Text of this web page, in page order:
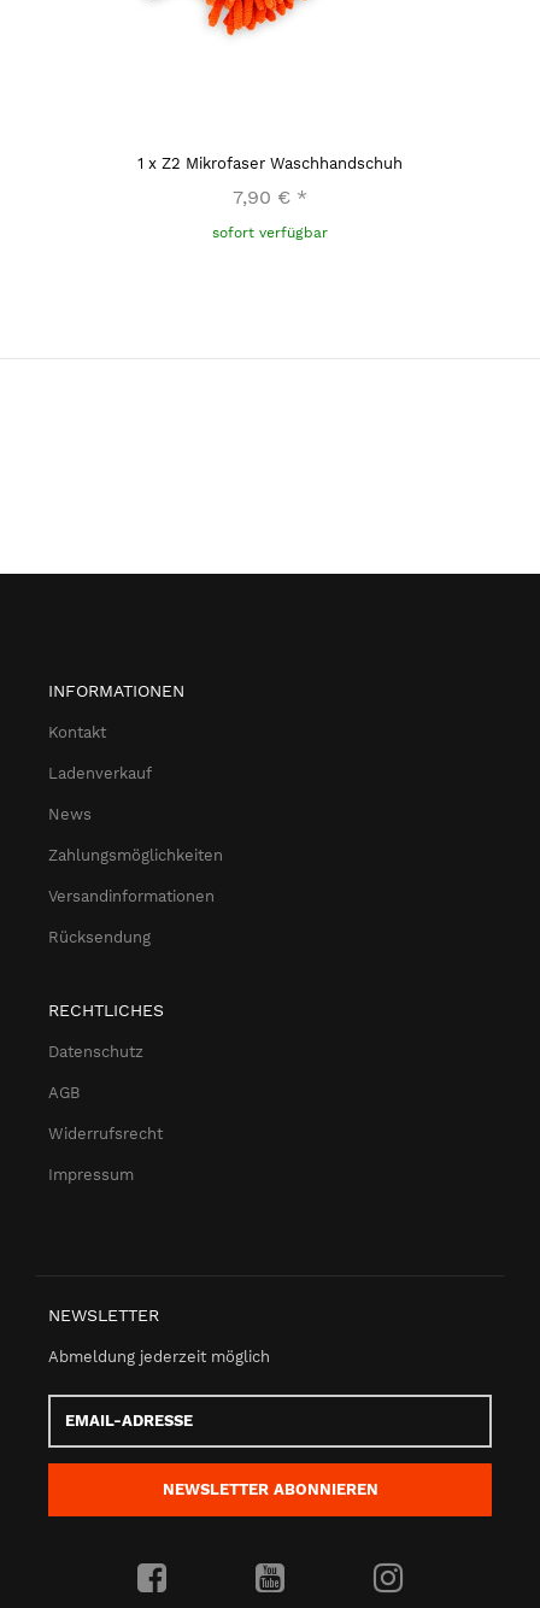
1 x Z2 Mikrofaser Waschhandschuh
7,90 € *
sofort verfügbar
INFORMATIONEN
Kontakt
Ladenverkauf
News
Zahlungsmöglichkeiten
Versandinformationen
Rücksendung
RECHTLICHES
Datenschutz
AGB
Widerrufsrecht
Impressum
NEWSLETTER
Abmeldung jederzeit möglich
Adresse
NEWSLETTER ABONNIEREN